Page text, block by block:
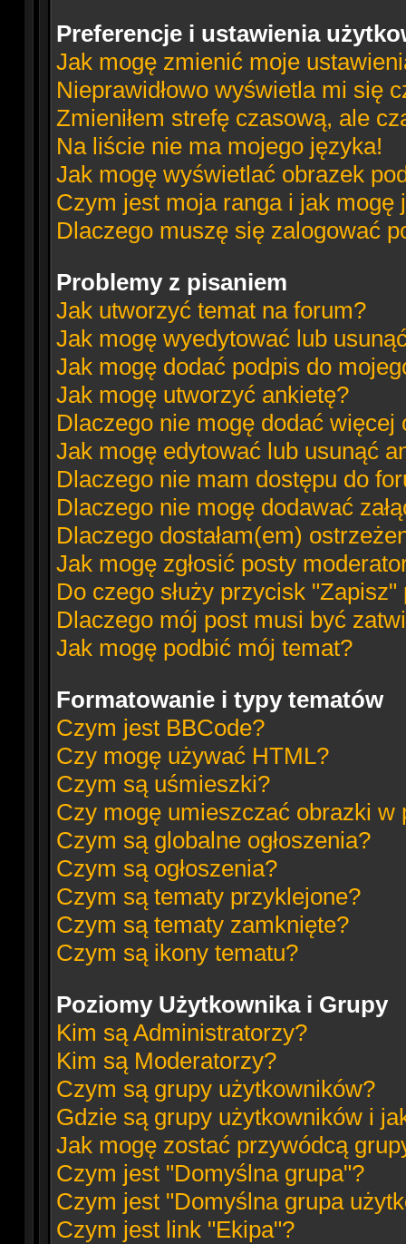
Preferencje i ustawienia
Jak mogę zmienić moje
Nieprawidłowo wyświetla mi się
Zmieniłem strefę czasową, ale
Na liście nie ma mojego języka!
Jak mogę wyświetlać obrazek
Czym jest moja ranga i jak mogę
Dlaczego muszę się zalogować
Problemy z pisaniem
Jak utworzyć temat na forum?
Jak mogę wyedytować lub
Jak mogę dodać podpis do
Jak mogę utworzyć ankietę?
Dlaczego nie mogę dodać więcej
Jak mogę edytować lub usunąć
Dlaczego nie mam dostępu do
Dlaczego nie mogę dodawać
Dlaczego dostałam(em)
Jak mogę zgłosić posty
Do czego służy przycisk
Dlaczego mój post musi być
Jak mogę podbić mój temat?
Formatowanie i typy tematów
Czym jest BBCode?
Czy mogę używać HTML?
Czym są uśmieszki?
Czy mogę umieszczać obrazki w
Czym są globalne ogłoszenia?
Czym są ogłoszenia?
Czym są tematy przyklejone?
Czym są tematy zamknięte?
Czym są ikony tematu?
Poziomy Użytkownika i Grupy
Kim są Administratorzy?
Kim są Moderatorzy?
Czym są grupy użytkowników?
Gdzie są grupy użytkowników i
Jak mogę zostać przywódcą
Czym jest "Domyślna grupa"?
Czym jest "Domyślna grupa
Czym jest link "Ekipa"?